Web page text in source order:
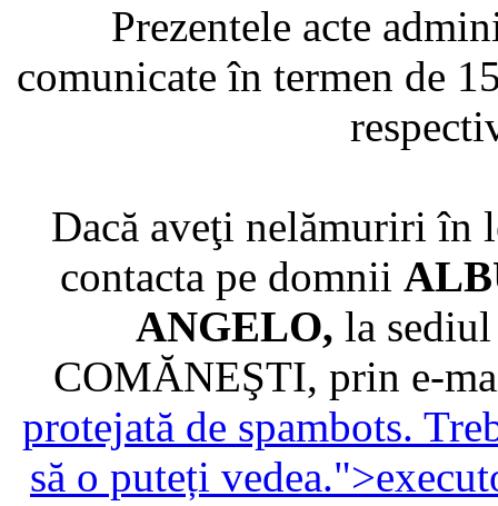
Prezentele acte
comunicate în termen de
Dacă aveţi nelămuriri în
contacta pe domnii
ANGELO, la
COMĂNEŞTI, prin e-
protejată de spambots.
să o puteți vedea.">